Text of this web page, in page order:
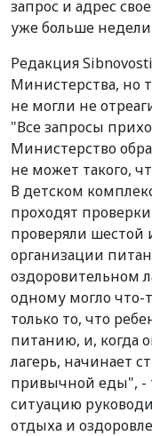
запрос и адрес
уже больше
Редакция
Министерства, но
не могли не
"Все запросы
Министерство
не может такого,
В детском
проходят
проверяли шестой
организации
оздоровительном
одному могло что-
только то, что
питанию, и, когда
лагерь, начинает
привычной еды", -
ситуацию
отдыха и